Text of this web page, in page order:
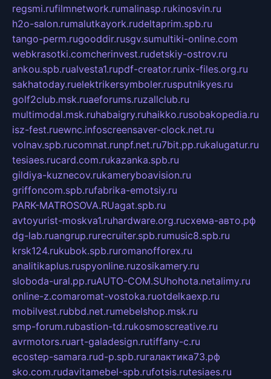
regsmi.rufilmnetwork.rumalinasp.rukinosvin.ru
h2o-salon.rumalutkayork.rudeltaprim.spb.ru
tango-perm.rugooddir.rusgv.sumultiki-online.com
webkrasotki.comcherinvest.rudetskiy-ostrov.ru
ankou.spb.rualvesta1.rupdf-creator.runix-files.org.ru
sakhatoday.ruelektrikersymboler.rusputnikyes.ru
golf2club.msk.ruaeforums.ruzallclub.ru
multimodal.msk.ruhabaigry.ruhaikko.rusobakopedia.ru
isz-fest.ruewnc.infoscreensaver-clock.net.ru
volnav.spb.rucomnat.runpf.net.ru7bit.pp.rukalugatur.ru
tesiaes.rucard.com.rukazanka.spb.ru
gildiya-kuznecov.rukameryboavision.ru
griffoncom.spb.rufabrika-emotsiy.ru
PARK-MATROSOVA.RUagat.spb.ru
avtoyurist-moskva1.ruhardware.org.ruсхема-авто.рф
dg-lab.ruangrup.rurecruiter.spb.rumusic8.spb.ru
krsk124.rukubok.spb.ruromanofforex.ru
analitikaplus.ruspyonline.ruzosikamery.ru
sloboda-ural.pp.ruAUTO-COM.SUhohota.netalimy.ru
online-z.comaromat-vostoka.ruotdelkaexp.ru
mobilvest.rubbd.net.rumebelshop.msk.ru
smp-forum.rubastion-td.rukosmoscreative.ru
avrmotors.ruart-galadesign.rutiffany-c.ru
ecostep-samara.rud-p.spb.ruгалактика73.рф
sko.com.rudavitamebel-spb.rufotsis.rutesiaes.ru